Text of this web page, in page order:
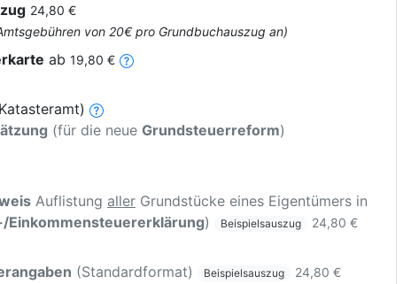
24,80 €
von 20€ pro Grundbuchauszug an)
ab 19,80 €
(für die neue Grundsteuerreform)
Auflistung aller Grundstücke eines Eigentümers in
Einkommensteuererklärung) Beispielsauszug
24,80 €
(Standardformat) Beispielsauszug
24,80 €